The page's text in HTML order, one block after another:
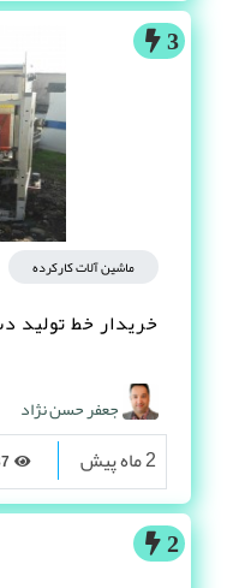
3
ماشین آلات کارکرده
خریدار خط
جعفر حسن نژاد
2 ماه پیش
2